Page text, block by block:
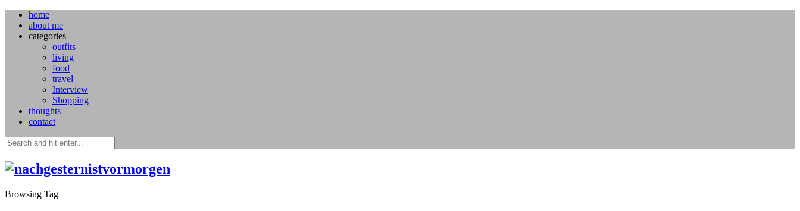
home
about me
categories
outfits
living
food
travel
Interview
Shopping
thoughts
contact
Browsing Tag